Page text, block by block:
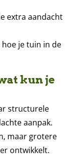
extra aandacht
je tuin in de
kun je
structurele
aanpak.
maar grotere
ontwikkelt.